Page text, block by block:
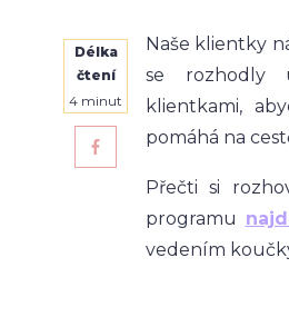
Délka
čtení
4 minut
Naše klientky
se rozhodly
klientkami,
pomáhá na
Přečti si
programu
vedením